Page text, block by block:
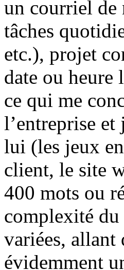
un courriel de
tâches
etc.), projet
date ou
ce qui me
l’entreprise
lui (les jeux
client, le site
400 mots ou
complexité du
variées, allant
évidemment